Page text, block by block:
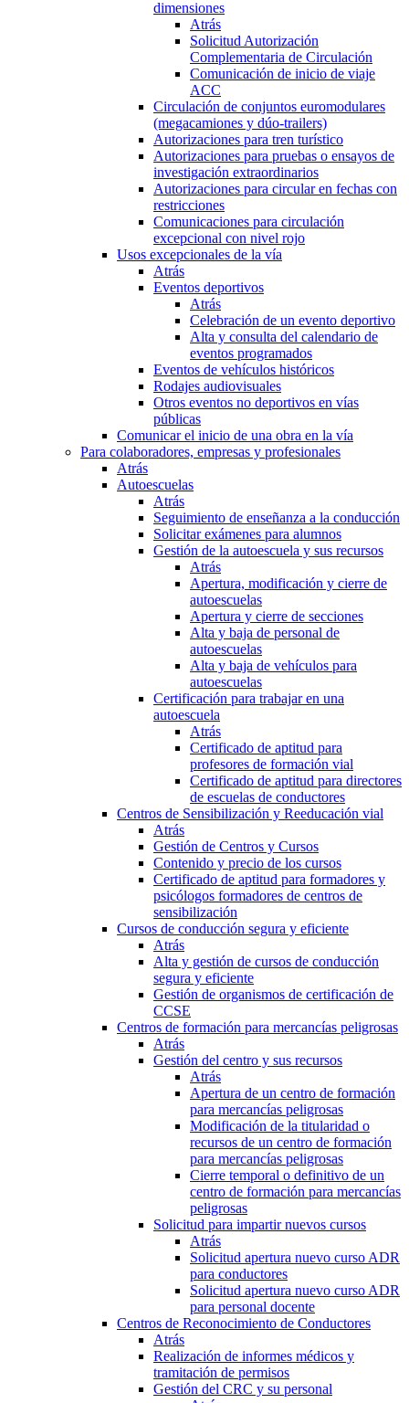
dimensiones
Atrás
Solicitud Autorización
Complementaria de Circulación
Comunicación de inicio de viaje
ACC
Circulación de conjuntos euromodulares
(megacamiones y dúo-trailers)
Autorizaciones para tren turístico
Autorizaciones para pruebas o ensayos de
investigación extraordinarios
Autorizaciones para circular en fechas con
restricciones
Comunicaciones para circulación
excepcional con nivel rojo
Usos excepcionales de la vía
Atrás
Eventos deportivos
Atrás
Celebración de un evento deportivo
Alta y consulta del calendario de
eventos programados
Eventos de vehículos históricos
Rodajes audiovisuales
Otros eventos no deportivos en vías
públicas
Comunicar el inicio de una obra en la vía
Para colaboradores, empresas y profesionales
Atrás
Autoescuelas
Atrás
Seguimiento de enseñanza a la conducción
Solicitar exámenes para alumnos
Gestión de la autoescuela y sus recursos
Atrás
Apertura, modificación y cierre de
autoescuelas
Apertura y cierre de secciones
Alta y baja de personal de
autoescuelas
Alta y baja de vehículos para
autoescuelas
Certificación para trabajar en una
autoescuela
Atrás
Certificado de aptitud para
profesores de formación vial
Certificado de aptitud para directores
de escuelas de conductores
Centros de Sensibilización y Reeducación vial
Atrás
Gestión de Centros y Cursos
Contenido y precio de los cursos
Certificado de aptitud para formadores y
psicólogos formadores de centros de
sensibilización
Cursos de conducción segura y eficiente
Atrás
Alta y gestión de cursos de conducción
segura y eficiente
Gestión de organismos de certificación de
CCSE
Centros de formación para mercancías peligrosas
Atrás
Gestión del centro y sus recursos
Atrás
Apertura de un centro de formación
para mercancías peligrosas
Modificación de la titularidad o
recursos de un centro de formación
para mercancías peligrosas
Cierre temporal o definitivo de un
centro de formación para mercancías
peligrosas
Solicitud para impartir nuevos cursos
Atrás
Solicitud apertura nuevo curso ADR
para conductores
Solicitud apertura nuevo curso ADR
para personal docente
Centros de Reconocimiento de Conductores
Atrás
Realización de informes médicos y
tramitación de permisos
Gestión del CRC y su personal